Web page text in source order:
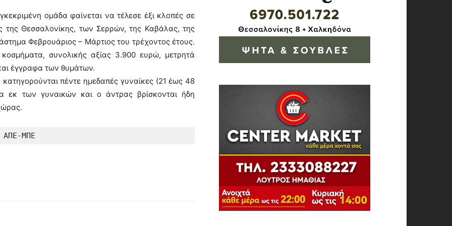
ομάδα φαίνεται να τέλεσε έξι κλοπές σε
της Θεσσαλονίκης, των Σερρών, της Καβάλας, της
Φεβρουάριος – Μάρτιος του τρέχοντος έτους.
συνολικής αξίας 3.900 ευρώ, μετρητά
έγγραφα των θυμάτων.
πέντε ημεδαπές γυναίκες (21 έως 48
εκ των γυναικών και ο άντρας βρίσκονται ήδη
ΑΠΕ-ΜΠΕ